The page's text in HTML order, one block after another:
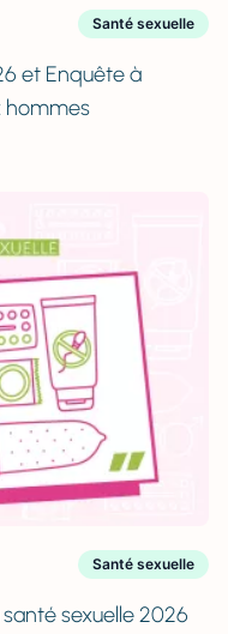
Santé sexuelle
et Enquête à
hommes
Santé sexuelle
sexuelle 2026